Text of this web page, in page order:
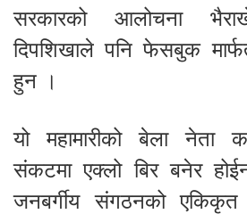
सरकारको आलोचना
दिपशिखाले पनि फेसबुक
हुन ।
यो महामारीको बेला नेता
संकटमा एक्लो बिर बनेर
जनबर्गीय संगठनको एकिकृत